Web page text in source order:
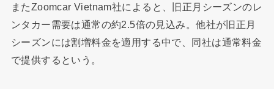
またZoomcar Vietnam社によると、旧正月シーズンのレ
ンタカー需要は通常の約2.5倍の見込み。他社が旧正月
シーズンには割増料金を適用する中で、同社は通常料金
で提供するという。